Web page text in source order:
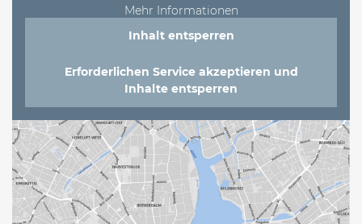
Mehr Informationen
Inhalt entsperren
Erforderlichen Service akzeptieren und
Inhalte entsperren